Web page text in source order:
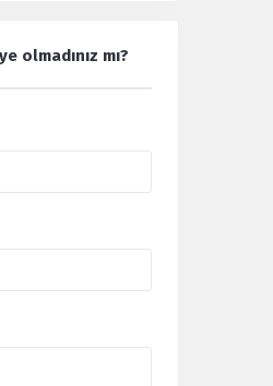
olmadınız mı?